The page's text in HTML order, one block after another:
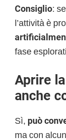
Consiglio:
l’attività è
fase
Aprire
anche
Sì, può
ma con